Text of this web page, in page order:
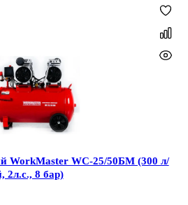
WorkMaster WC-25/50БМ (300 л/
2л.с., 8 бар)